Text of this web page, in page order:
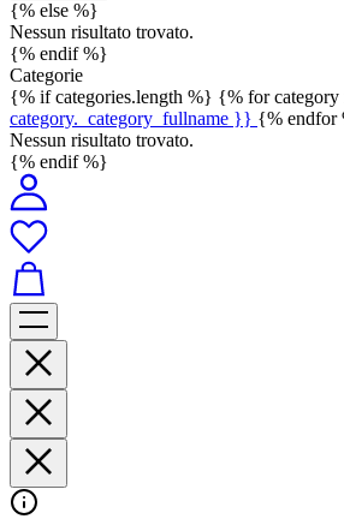
{% else %}
Nessun risultato trovato.
{% endif %}
Categorie
{% if categories.length %} {% for category
category._category_fullname }} {% endfor
Nessun risultato trovato.
{% endif %}